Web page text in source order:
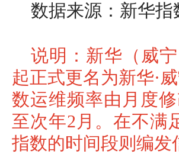
数据来源：新华指
说明：新华（威
起正式更名为新华·
数运维频率由月度
至次年2月。在不满
指数的时间段则编发